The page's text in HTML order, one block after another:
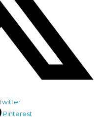
Pinterest